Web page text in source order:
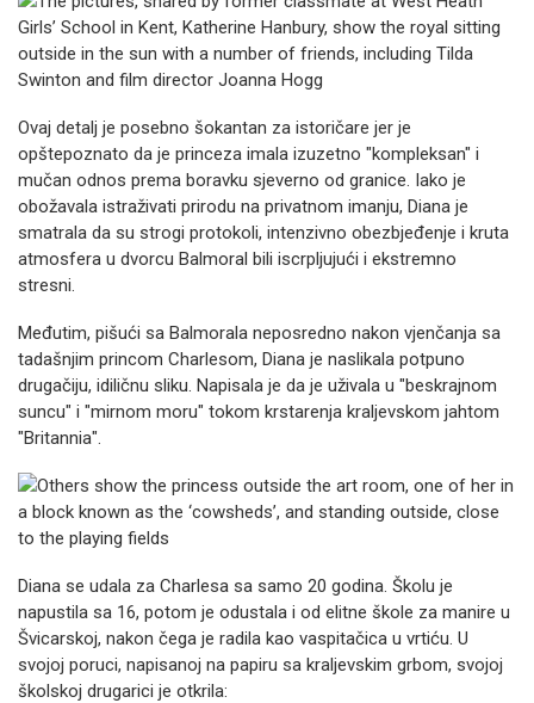
Ovaj detalj je posebno šokantan za istoričare jer je
opštepoznato da je princeza imala izuzetno "kompleksan" i
mučan odnos prema boravku sjeverno od granice. Iako je
obožavala istraživati prirodu na privatnom imanju, Diana je
smatrala da su strogi protokoli, intenzivno obezbjeđenje i kruta
atmosfera u dvorcu Balmoral bili iscrpljujući i ekstremno
stresni.
Međutim, pišući sa Balmorala neposredno nakon vjenčanja sa
tadašnjim princom Charlesom, Diana je naslikala potpuno
drugačiju, idiličnu sliku. Napisala je da je uživala u "beskrajnom
suncu" i "mirnom moru" tokom krstarenja kraljevskom jahtom
"Britannia".
Diana se udala za Charlesa sa samo 20 godina. Školu je
napustila sa 16, potom je odustala i od elitne škole za manire u
Švicarskoj, nakon čega je radila kao vaspitačica u vrtiću. U
svojoj poruci, napisanoj na papiru sa kraljevskim grbom, svojoj
školskoj drugarici je otkrila: